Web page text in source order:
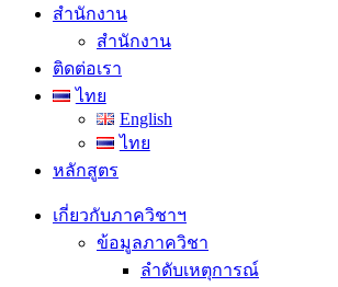
สำนักงาน
สำนักงาน
ติดต่อเรา
ไทย
English
ไทย
หลักสูตร
เกี่ยวกับภาควิชาฯ
ข้อมูลภาควิชา
ลำดับเหตุการณ์